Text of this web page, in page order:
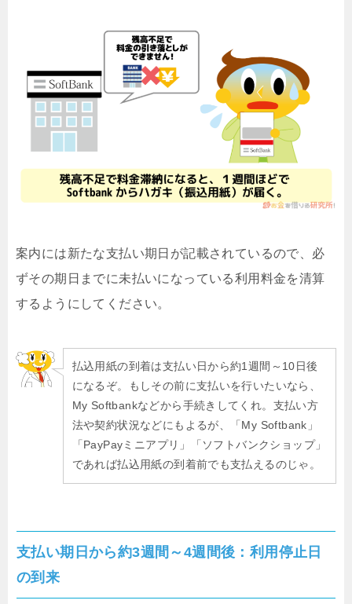
案内には新たな支払い期日が記載されているので、必
ずその期日までに未払いになっている利用料金を清算
するようにしてください。
払込用紙の到着は支払い日から約1週間～10日後
になるぞ。もしその前に支払いを行いたいなら、
My Softbankなどから手続きしてくれ。支払い方
法や契約状況などにもよるが、「My Softbank」
「PayPayミニアプリ」「ソフトバンクショップ」
であれば払込用紙の到着前でも支払えるのじゃ。
支払い期日から約3週間～4週間後：利用停止日
の到来